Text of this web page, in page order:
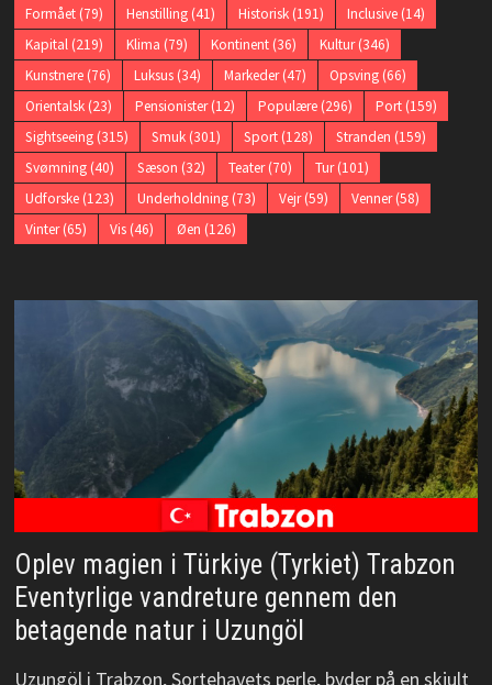
Formået(79) Henstilling(41) Historisk(191) Inclusive(14)
Kapital(219) Klima (79) Kontinent(36) Kultur(346)
Kunstnere(76) Luksus(34) Markeder(47) Opsving(66)
Orientalsk(23) Pensionister(12) Populære(296) Port(159)
Sightseeing(315) Smuk(301) Sport(128) Stranden (159)
Svømning(40) Sæson (32) Teater(70) Tur(101)
Udforske(123) Underholdning(73) Vejr(59) Venner(58)
Vinter(65) Vis(46) Øen (126)
Oplev magien i Türkiye (Tyrkiet) Trabzon
Eventyrlige vandreture gennem den
betagende natur i Uzungöl
Uzungöl i Trabzon, Sortehavets perle, byder på en skjult